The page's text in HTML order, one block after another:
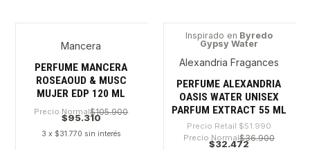
Mancera
PERFUME MANCERA
ROSEAOUD & MUSC
MUJER EDP 120 ML
Precio Normal$105.900
$95.310
3 x $31.770 sin interés
Inspirado en Byredo
Gypsy Water
Alexandria Fragances
PERFUME ALEXANDRIA
OASIS WATER UNISEX
PARFUM EXTRACT 55 ML
Precio Retail $51.990
Precio Normal$36.900
$32.472